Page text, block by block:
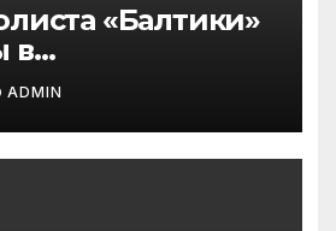
«Балтики»
в
сборную
по версии
МАТЧ
ADMIN